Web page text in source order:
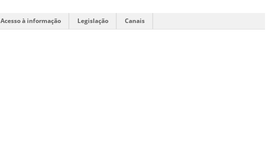
Acesso à informação Legislação Canais